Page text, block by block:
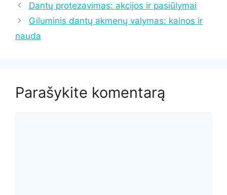
Dantų protezavimas: akcijos ir pasiūlymai
Giluminis dantų akmenų valymas: kainos ir
nauda
Parašykite komentarą